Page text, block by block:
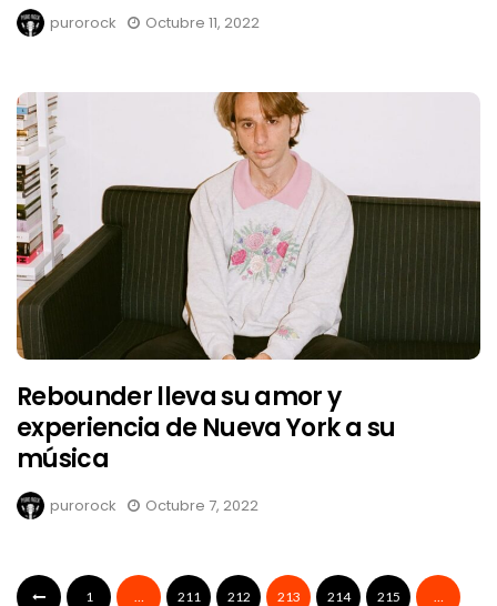
purorock Octubre 11, 2022
Rebounder lleva su amor y
experiencia de Nueva York a su
música
purorock Octubre 7, 2022
1 … 211 212 213 214 215 …